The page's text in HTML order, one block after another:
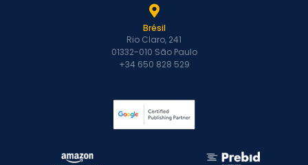
Brésil
Rio Claro, 241
01332-010 São Paulo
+34 650 828 529